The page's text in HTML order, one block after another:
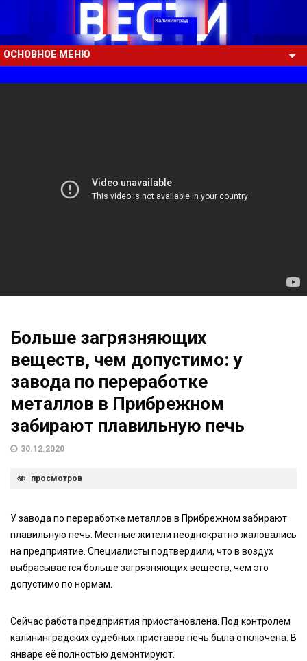
ОСНОВНОЕ МЕНЮ
Больше загрязняющих
веществ, чем допустимо: у
завода по переработке
металлов в Прибрежном
забирают плавильную печь
30.12.2020
просмотров
У завода по переработке металлов в Прибрежном забирают
плавильную печь. Местные жители неоднократно жаловались
на предприятие. Специалисты подтвердили, что в воздух
выбрасывается больше загрязняющих веществ, чем это
допустимо по нормам.
Сейчас работа предприятия приостановлена. Под контролем
калининградских судебных приставов печь была отключена. В
январе её полностью демонтируют.